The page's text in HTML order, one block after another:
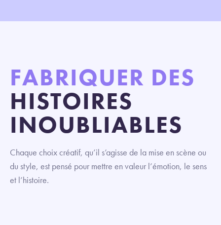
FABRIQUER DES
HISTOIRES
INOUBLIABLES
Chaque choix créatif, qu’il s’agisse de la mise en scène ou
du style, est pensé pour mettre en valeur l’émotion, le sens
et l’histoire.